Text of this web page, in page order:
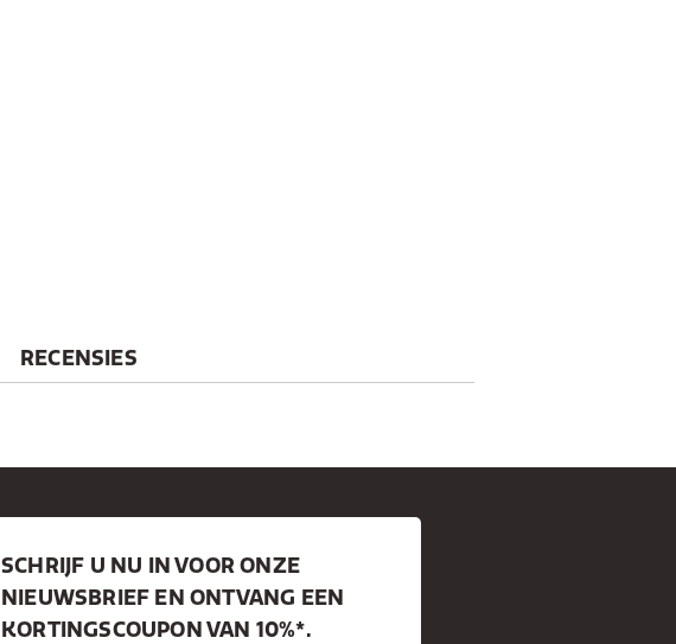
RECENSIES
SCHRIJF U NU IN VOOR ONZE
NIEUWSBRIEF EN ONTVANG EEN
KORTINGSCOUPON VAN 10%*.